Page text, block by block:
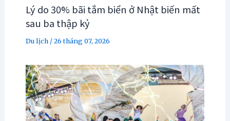
Lý do 30% bãi tắm biển ở Nhật biến mất
sau ba thập kỷ
Du lịch/26 tháng 07, 2026